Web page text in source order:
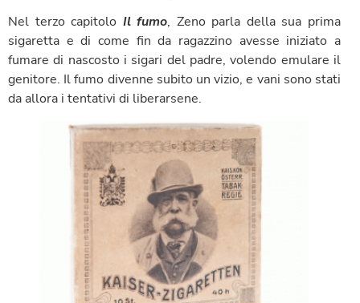
Nel terzo capitolo Il fumo, Zeno parla della sua prima
sigaretta e di come fin da ragazzino avesse iniziato a
fumare di nascosto i sigari del padre, volendo emulare il
genitore. Il fumo divenne subito un vizio, e vani sono stati
da allora i tentativi di liberarsene.